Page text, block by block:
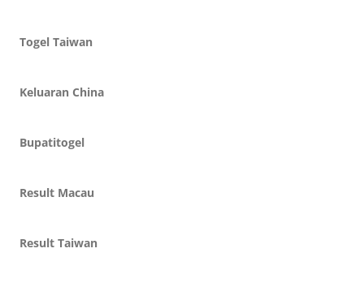
Togel Taiwan
Keluaran China
Bupatitogel
Result Macau
Result Taiwan